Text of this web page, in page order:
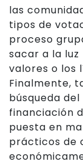
las
tipos de
proceso
sacar a la
valores o los
Finalmente,
búsqueda
financiación
puesta en
prácticos de